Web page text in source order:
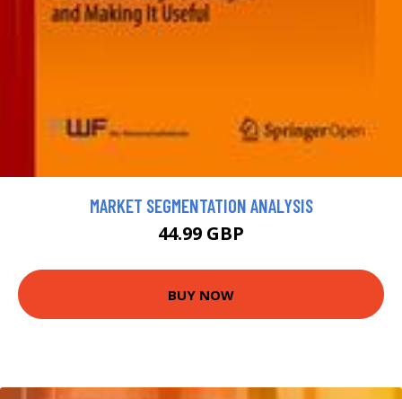
MARKET SEGMENTATION ANALYSIS
44.99 GBP
BUY NOW